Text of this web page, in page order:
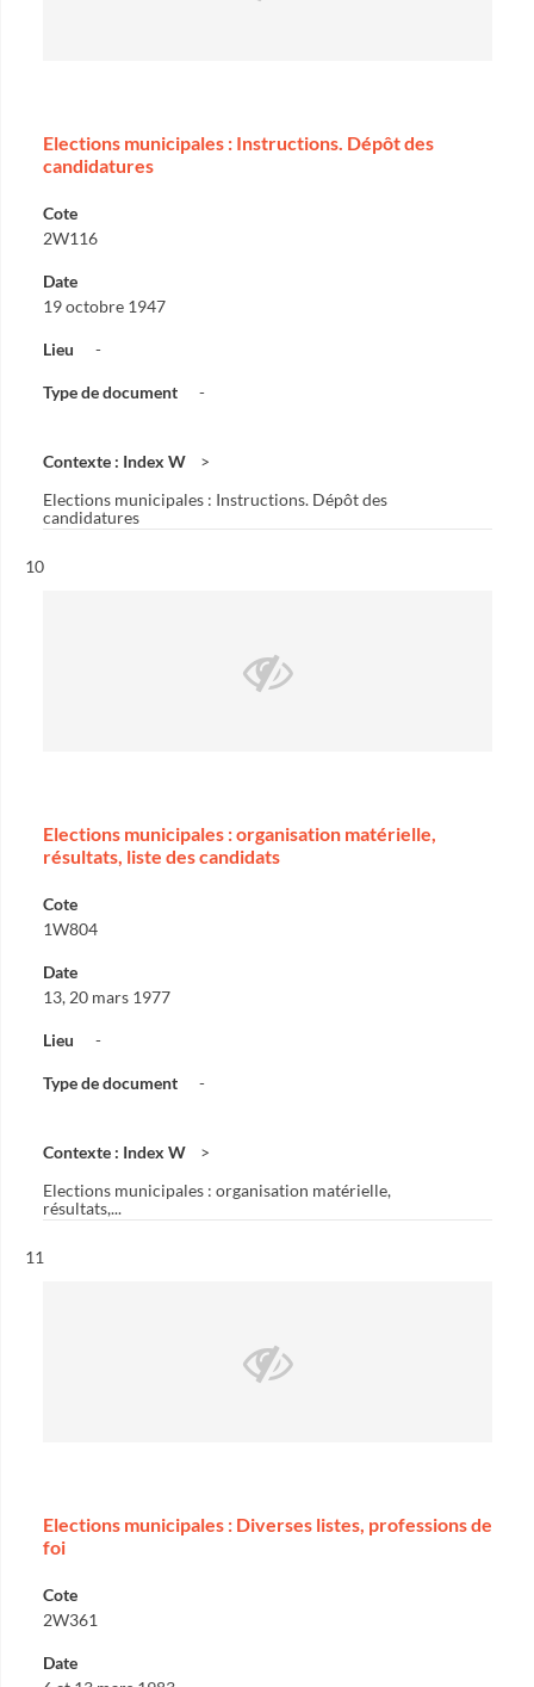
Elections municipales : Instructions. Dépôt des
candidatures
Cote
2W116
Date
19 octobre 1947
Lieu -
Type de document -
Contexte : Index W
Elections municipales : Instructions. Dépôt des
candidatures
Résultat n°
10
Elections municipales : organisation matérielle,
résultats, liste des candidats
Cote
1W804
Date
13, 20 mars 1977
Lieu -
Type de document -
Contexte : Index W
Elections municipales : organisation matérielle,
résultats,...
Résultat n°
11
Elections municipales : Diverses listes, professions de
foi
Cote
2W361
Date